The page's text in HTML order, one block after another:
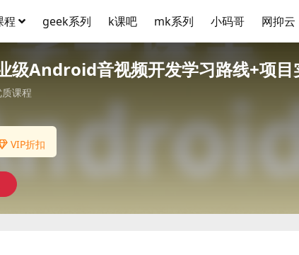
程 geek系列 k课吧 mk系列 小码哥 网抑云
级Android音视频开发学习路线+项目
课程
VIP折扣